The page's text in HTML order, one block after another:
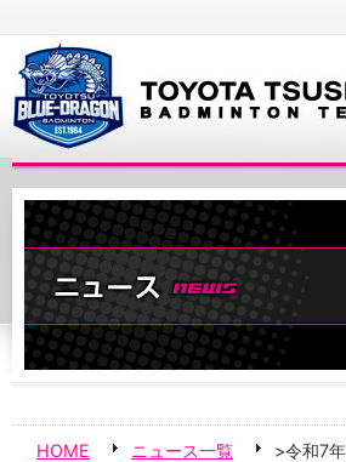
HOME ニュース一覧 >令和7